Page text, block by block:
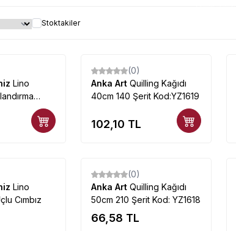
Stoktakiler
Lino
(0)
Anka Art Quilling Kağıdı
40cm 140 Şerit Kod:YZ1619
102,10 TL
Lino
Cımbız
(0)
Anka Art Quilling Kağıdı
50cm 210 Şerit Kod: YZ1618
66,58 TL